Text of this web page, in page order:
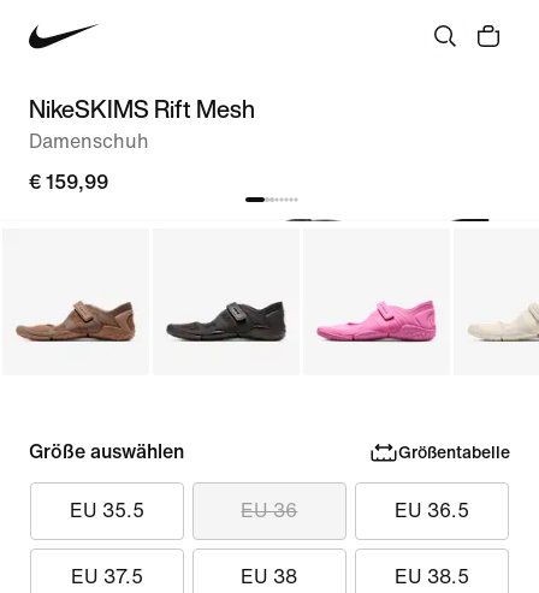
NikeSKIMS Rift Mesh
Damenschuh
€ 159,99
Größe auswählen Größentabelle
EU 35.5 EU 36 EU 36.5
EU 37.5 EU 38 EU 38.5